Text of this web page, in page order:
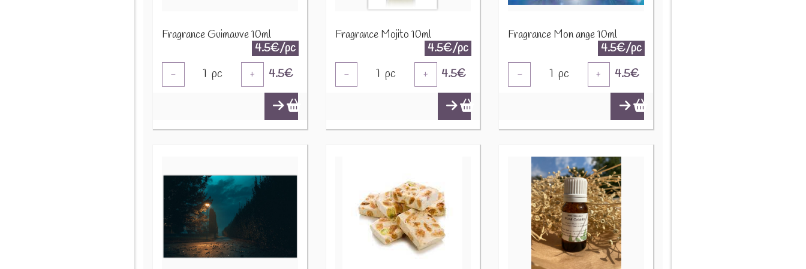
Fragrance Guimauve 10ml
4.5€/pc
- 1 pc + 4.5€
Fragrance Mojito 10ml
4.5€/pc
- 1 pc + 4.5€
Fragrance Mon ange 10ml
4.5€/pc
- 1 pc + 4.5€